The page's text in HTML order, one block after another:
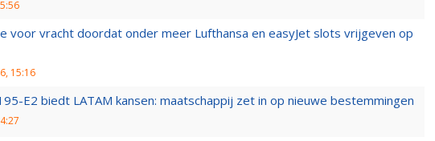
voor vracht doordat onder meer Lufthansa en easyJet slots vrijgeven op
15:16
E2 biedt LATAM kansen: maatschappij zet in op nieuwe bestemmingen